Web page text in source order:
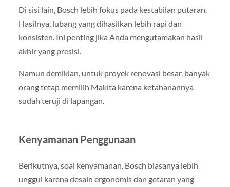
Di sisi lain, Bosch lebih fokus pada kestabilan putaran.
Hasilnya, lubang yang dihasilkan lebih rapi dan
konsisten. Ini penting jika Anda mengutamakan hasil
akhir yang presisi.
Namun demikian, untuk proyek renovasi besar, banyak
orang tetap memilih Makita karena ketahanannya
sudah teruji di lapangan.
Kenyamanan Penggunaan
Berikutnya, soal kenyamanan. Bosch biasanya lebih
unggul karena desain ergonomis dan getaran yang